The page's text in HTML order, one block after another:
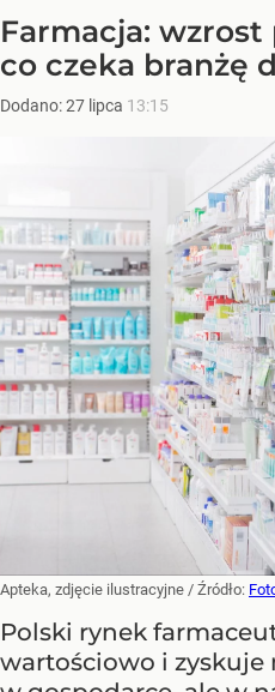
Farmacja: wzrost
co czeka branżę
Dodano:27 lipca 13:15
Apteka, zdjęcie ilustracyjne / Źródło:
Polski rynek
wartościowo i zyskuje